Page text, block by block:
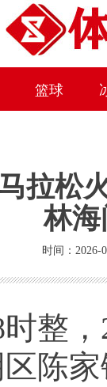
篮球
拉松
林
时间：2026-
整，
陈